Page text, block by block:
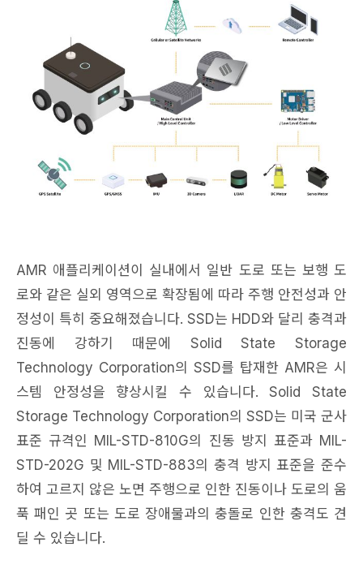
AMR 애플리케이션이 실내에서 일반 도로 또는 보행 도
로와 같은 실외 영역으로 확장됨에 따라 주행 안전성과 안
정성이 특히 중요해졌습니다. SSD는 HDD와 달리 충격과
진동에 강하기 때문에 Solid State Storage
Technology Corporation의 SSD를 탑재한 AMR은 시
스템 안정성을 향상시킬 수 있습니다. Solid State
Storage Technology Corporation의 SSD는 미국 군사
표준 규격인 MIL-STD-810G의 진동 방지 표준과 MIL-
STD-202G 및 MIL-STD-883의 충격 방지 표준을 준수
하여 고르지 않은 노면 주행으로 인한 진동이나 도로의 움
푹 패인 곳 또는 도로 장애물과의 충돌로 인한 충격도 견
딜 수 있습니다.